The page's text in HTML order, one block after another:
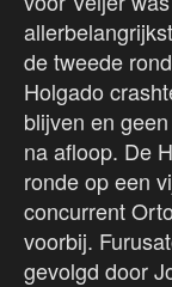
de tweede
Holgado
blijven en
na afloop. De
ronde op een
concurrent
voorbij.
gevolgd door